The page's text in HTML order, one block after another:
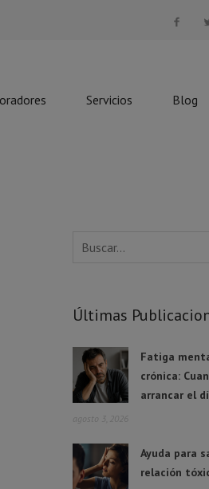
Servicios Blog
Últimas
Fatiga
crónica:
arrancar el
agosto 3, 2026
Ayuda para
relación